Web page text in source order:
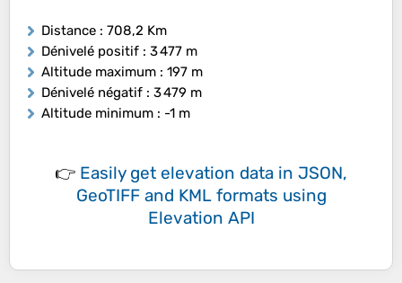
Distance : 708,2 Km
Dénivelé positif : 3 477 m
Altitude maximum : 197 m
Dénivelé négatif : 3 479 m
Altitude minimum : -1 m
👉 Easily get elevation data in JSON,
GeoTIFF and KML formats using
Elevation API